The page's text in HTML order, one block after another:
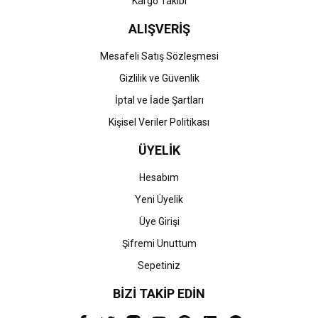
ALIŞVERİŞ
Mesafeli Satış Sözleşmesi
Gizlilik ve Güvenlik
İptal ve İade Şartları
Kişisel Veriler Politikası
ÜYELİK
Hesabım
Yeni Üyelik
Üye Girişi
Şifremi Unuttum
Sepetiniz
BİZİ TAKİP EDİN